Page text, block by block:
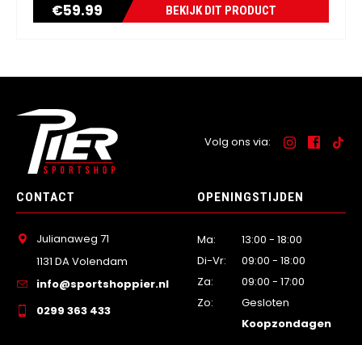
€59.99 BEKIJK DIT PRODUCT
Volg ons via:
CONTACT
Julianaweg 71
1131 DA Volendam
info@sportshoppier.nl
0299 363 433
OPENINGSTIJDEN
Ma:
13:00 - 18:00
Di-Vr:
09:00 - 18:00
Za:
09:00 - 17:00
Zo:
Gesloten
Koopzondagen